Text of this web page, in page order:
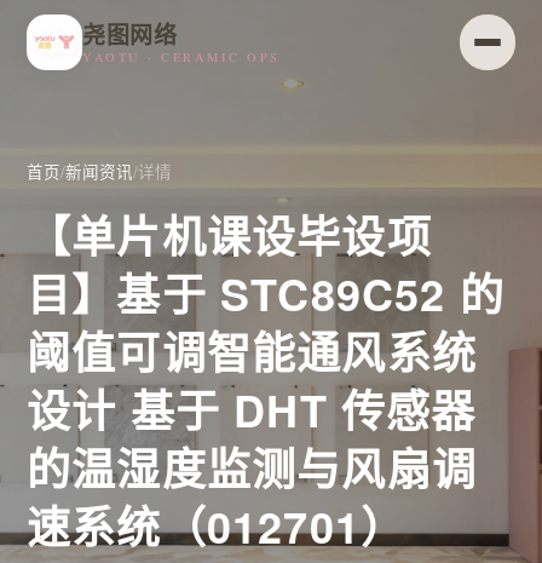
尧图网络
YAOTU · CERAMIC OPS
首页/新闻资讯/详情
【单片机课设毕设项
目】基于 STC89C52 的
阈值可调智能通风系统
设计 基于 DHT 传感器
的温湿度监测与风扇调
速系统（012701）